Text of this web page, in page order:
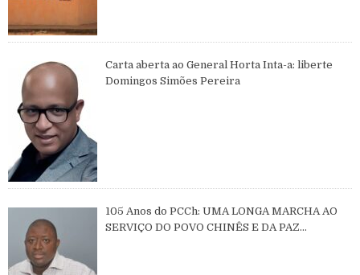
Carta aberta ao General Horta Inta-a: liberte
Domingos Simões Pereira
105 Anos do PCCh: UMA LONGA MARCHA AO
SERVIÇO DO POVO CHINÊS E DA PAZ